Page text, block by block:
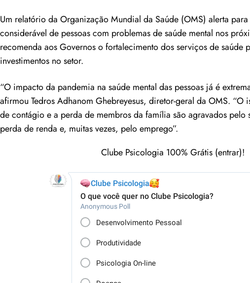
Um relatório da Organização Mundial da Saúde (OMS) alerta
considerável de pessoas com problemas de saúde mental nos
recomenda aos Governos o fortalecimento dos serviços de saúde
investimentos no setor.
“O impacto da pandemia na saúde mental das pessoas já é
afirmou Tedros Adhanom Ghebreyesus, diretor-geral da OMS. “O
de contágio e a perda de membros da família são agravados pelo
perda de renda e, muitas vezes, pelo emprego”.
Clube Psicologia 100% Grátis (entrar)!